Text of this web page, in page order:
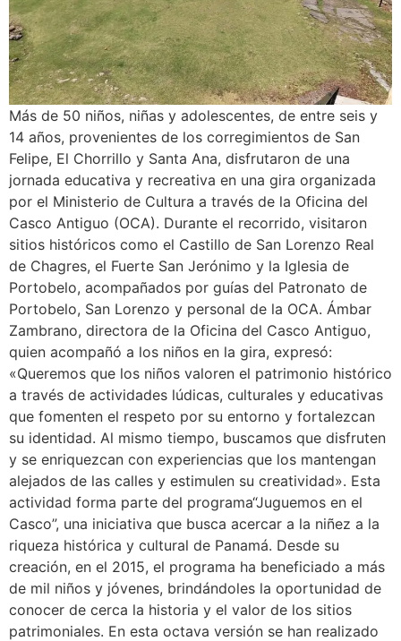
Más de 50 niños, niñas y adolescentes, de entre seis y
14 años, provenientes de los corregimientos de San
Felipe, El Chorrillo y Santa Ana, disfrutaron de una
jornada educativa y recreativa en una gira organizada
por el Ministerio de Cultura a través de la Oficina del
Casco Antiguo (OCA). Durante el recorrido, visitaron
sitios históricos como el Castillo de San Lorenzo Real
de Chagres, el Fuerte San Jerónimo y la Iglesia de
Portobelo, acompañados por guías del Patronato de
Portobelo, San Lorenzo y personal de la OCA. Ámbar
Zambrano, directora de la Oficina del Casco Antiguo,
quien acompañó a los niños en la gira, expresó:
«Queremos que los niños valoren el patrimonio histórico
a través de actividades lúdicas, culturales y educativas
que fomenten el respeto por su entorno y fortalezcan
su identidad. Al mismo tiempo, buscamos que disfruten
y se enriquezcan con experiencias que los mantengan
alejados de las calles y estimulen su creatividad». Esta
actividad forma parte del programa“Juguemos en el
Casco”, una iniciativa que busca acercar a la niñez a la
riqueza histórica y cultural de Panamá. Desde su
creación, en el 2015, el programa ha beneficiado a más
de mil niños y jóvenes, brindándoles la oportunidad de
conocer de cerca la historia y el valor de los sitios
patrimoniales. En esta octava versión se han realizado